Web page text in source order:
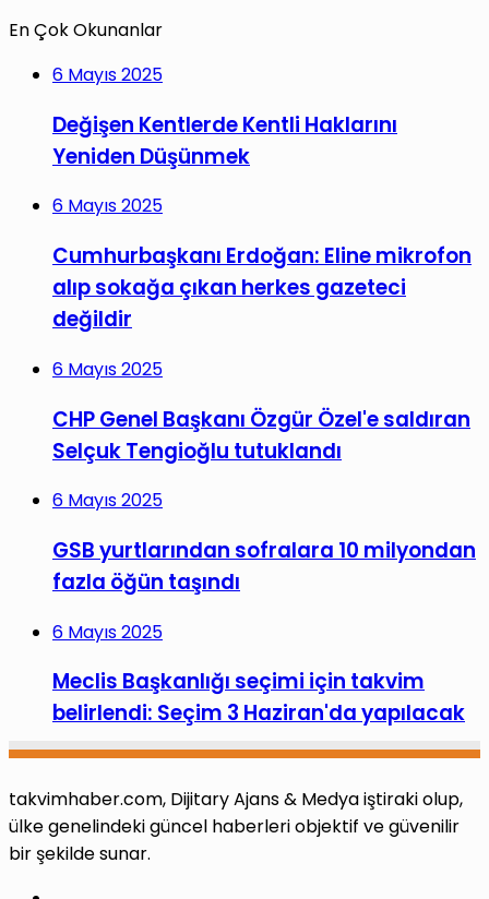
En Çok Okunanlar
6 Mayıs 2025
Değişen Kentlerde Kentli Haklarını
Yeniden Düşünmek
6 Mayıs 2025
Cumhurbaşkanı Erdoğan: Eline mikrofon
alıp sokağa çıkan herkes gazeteci
değildir
6 Mayıs 2025
CHP Genel Başkanı Özgür Özel'e saldıran
Selçuk Tengioğlu tutuklandı
6 Mayıs 2025
GSB yurtlarından sofralara 10 milyondan
fazla öğün taşındı
6 Mayıs 2025
Meclis Başkanlığı seçimi için takvim
belirlendi: Seçim 3 Haziran'da yapılacak
takvimhaber.com, Dijitary Ajans & Medya iştiraki olup,
ülke genelindeki güncel haberleri objektif ve güvenilir
bir şekilde sunar.